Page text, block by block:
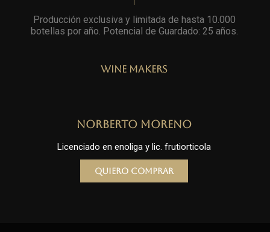
Producción exclusiva y limitada de hasta 10.000
botellas por año. Potencial de Guardado: 25 años
Wine Makers
Norberto Moreno
Licenciado en enoliga y lic. frutiorticola
Quiero comprar